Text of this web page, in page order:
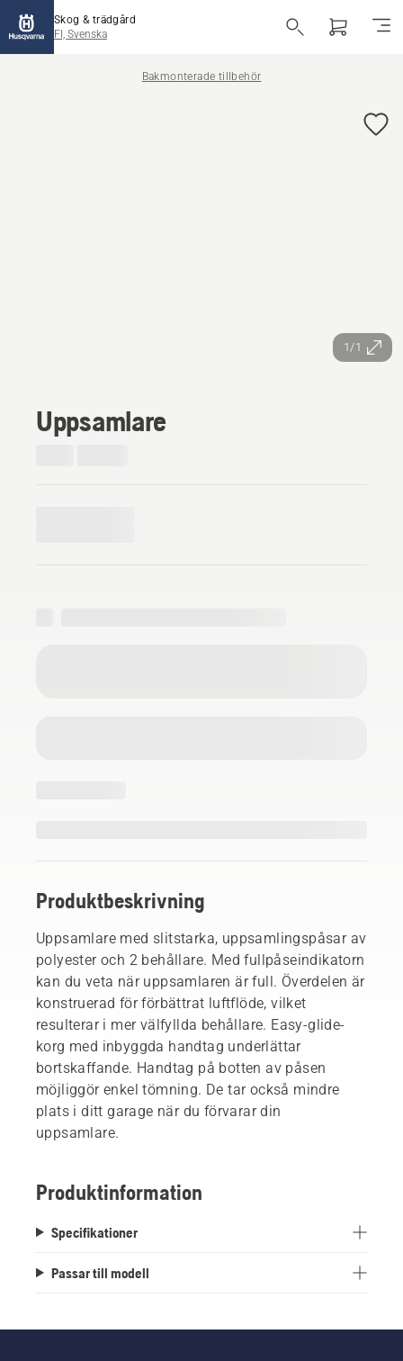
Skog & trädgård
FI, Svenska
Bakmonterade tillbehör
1/1
Uppsamlare
Produktbeskrivning
Uppsamlare med slitstarka, uppsamlingspåsar av
polyester och 2 behållare. Med fullpåseindikatorn
kan du veta när uppsamlaren är full. Överdelen är
konstruerad för förbättrat luftflöde, vilket
resulterar i mer välfyllda behållare. Easy-glide-
korg med inbyggda handtag underlättar
bortskaffande. Handtag på botten av påsen
möjliggör enkel tömning. De tar också mindre
plats i ditt garage när du förvarar din
uppsamlare.
Produktinformation
Specifikationer
Passar till modell